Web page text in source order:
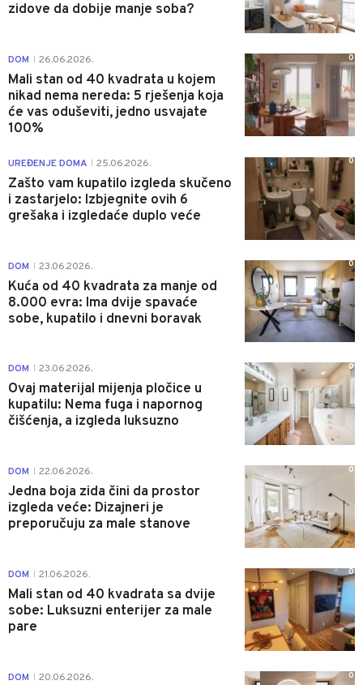
zidove da dobije manje soba?
DOM 26.06.2026.
Mali stan od 40 kvadrata u kojem
nikad nema nereda: 5 rješenja koja
će vas oduševiti, jedno usvajate
100%
0
UREĐENJE DOMA 25.06.2026.
Zašto vam kupatilo izgleda skučeno
i zastarjelo: Izbjegnite ovih 6
grešaka i izgledaće duplo veće
0
DOM 23.06.2026.
Kuća od 40 kvadrata za manje od
8.000 evra: Ima dvije spavaće
sobe, kupatilo i dnevni boravak
0
DOM 23.06.2026.
Ovaj materijal mijenja pločice u
kupatilu: Nema fuga i napornog
čišćenja, a izgleda luksuzno
0
DOM 22.06.2026.
Jedna boja zida čini da prostor
izgleda veće: Dizajneri je
preporučuju za male stanove
0
DOM 21.06.2026.
Mali stan od 40 kvadrata sa dvije
sobe: Luksuzni enterijer za male
pare
0
DOM 20.06.2026. 0